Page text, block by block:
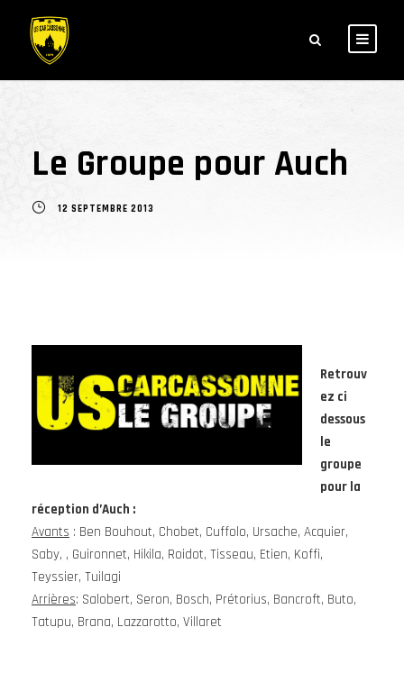
Le Groupe pour Auch
12 SEPTEMBRE 2013
Retrouv
ez ci
dessous
le
groupe
pour la
réception d’Auch :
Avants : Ben Bouhout, Chobet, Cuffolo, Ursache, Acquier,
Saby, , Guironnet, Hikila, Roidot, Tisseau, Etien, Koffi,
Teyssier, Tuilagi
Arrières: Salobert, Seron, Bosch, Prétorius, Bancroft, Buto,
Tatupu, Brana, Lazzarotto, Villaret